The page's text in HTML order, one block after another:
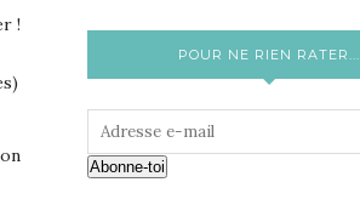
!
POUR NE RIEN RATER...
Abonne-toi